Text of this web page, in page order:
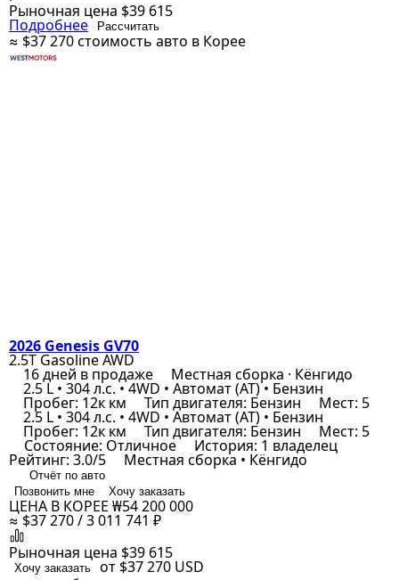
Рыночная цена $39 615
Подробнее Рассчитать
≈ $37 270стоимость авто в Корее
2026 Genesis GV70
2.5T Gasoline AWD
16 дней в продаже Местная сборка · Кёнгидо
2.5 L • 304 л.с. • 4WD • Автомат (AT) • Бензин
Пробег: 12к км Тип двигателя: Бензин Мест: 5
2.5 L • 304 л.с. • 4WD • Автомат (AT) • Бензин
Пробег: 12к км Тип двигателя: Бензин Мест: 5
Состояние: Отличное История: 1 владелец
Рейтинг: 3.0/5 Местная сборка • Кёнгидо
Отчёт по авто
Позвонить мне
Хочу заказать
ЦЕНА В КОРЕЕ ₩54 200 000
≈ $37 270 / 3 011 741 ₽
Рыночная цена $39 615
Хочу заказать от $37 270 USD